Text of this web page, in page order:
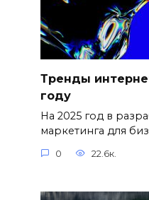
Тренды
году
На 2025 год в
маркетинга для
0 22.6к.